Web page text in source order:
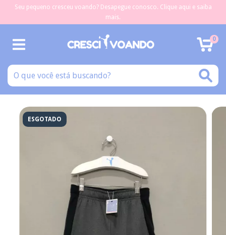
Seu pequeno cresceu voando? Desapegue conosco. Clique aqui e saiba
mais.
0
ESGOTADO